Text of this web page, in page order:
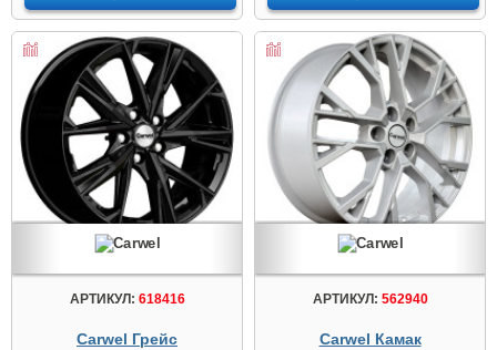
АРТИКУЛ: 618416
Carwel Грейс
АРТИКУЛ: 562940
Carwel Камак